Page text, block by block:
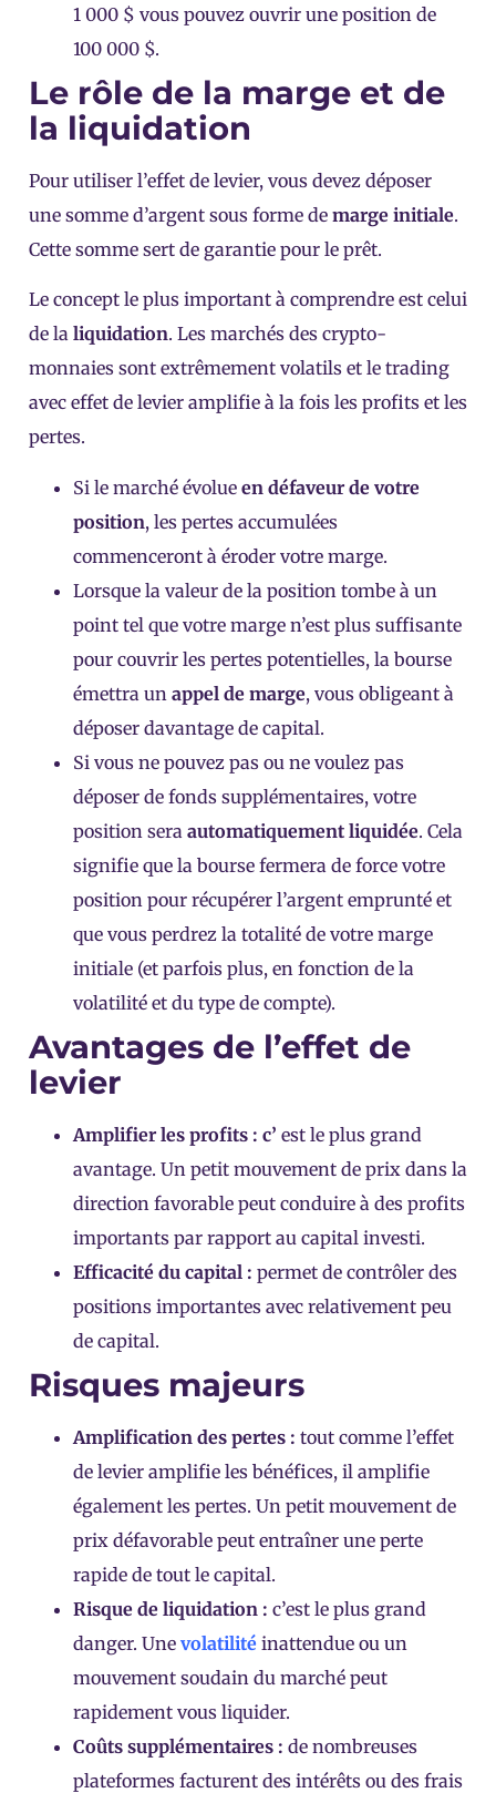
1 000 $ vous pouvez ouvrir une position de
100 000 $.
Le rôle de la marge et de
la liquidation
Pour utiliser l’effet de levier, vous devez déposer
une somme d’argent sous forme de marge initiale.
Cette somme sert de garantie pour le prêt.
Le concept le plus important à comprendre est celui
de la liquidation. Les marchés des crypto-
monnaies sont extrêmement volatils et le trading
avec effet de levier amplifie à la fois les profits et les
pertes.
Si le marché évolue en défaveur de votre
position, les pertes accumulées
commenceront à éroder votre marge.
Lorsque la valeur de la position tombe à un
point tel que votre marge n’est plus suffisante
pour couvrir les pertes potentielles, la bourse
émettra un appel de marge, vous obligeant à
déposer davantage de capital.
Si vous ne pouvez pas ou ne voulez pas
déposer de fonds supplémentaires, votre
position sera automatiquement liquidée. Cela
signifie que la bourse fermera de force votre
position pour récupérer l’argent emprunté et
que vous perdrez la totalité de votre marge
initiale (et parfois plus, en fonction de la
volatilité et du type de compte).
Avantages de l’effet de
levier
Amplifier les profits : c’ est le plus grand
avantage. Un petit mouvement de prix dans la
direction favorable peut conduire à des profits
importants par rapport au capital investi.
Efficacité du capital : permet de contrôler des
positions importantes avec relativement peu
de capital.
Risques majeurs
Amplification des pertes : tout comme l’effet
de levier amplifie les bénéfices, il amplifie
également les pertes. Un petit mouvement de
prix défavorable peut entraîner une perte
rapide de tout le capital.
Risque de liquidation : c’est le plus grand
danger. Une volatilité inattendue ou un
mouvement soudain du marché peut
rapidement vous liquider.
Coûts supplémentaires : de nombreuses
plateformes facturent des intérêts ou des frais